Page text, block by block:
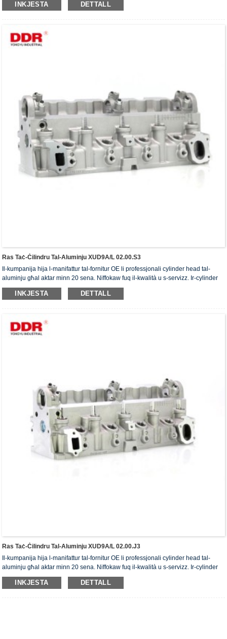
għoli", "il-ħajja utli twila tar-ras taċ-ċilindru" u l-5 brevetti l-oħra tal-mudell ta'
INKJESTA DETTALL
Ras Taċ-Ċilindru Tal-Aluminju XUD9A/L 02.00.S3
Il-kumpanija hija l-manifattur tal-fornitur OE li professjonali cylinder head tal-
aluminju għal aktar minn 20 sena. Niffokaw fuq il-kwalità u s-servizz. Ir-cylinder
head jiksbu ċ-ċertifikat ta' awtentikazzjoni ISO16949, "ir-ras taċ-ċilindru b'siġillar
għoli", "il-ħajja utli twila tar-ras taċ-ċilindru" u l-5 brevetti l-oħra tal-mudell ta'
INKJESTA DETTALL
Ras Taċ-Ċilindru Tal-Aluminju XUD9A/L 02.00.J3
Il-kumpanija hija l-manifattur tal-fornitur OE li professjonali cylinder head tal-
aluminju għal aktar minn 20 sena. Niffokaw fuq il-kwalità u s-servizz. Ir-cylinder
head jiksbu ċ-ċertifikat ta' awtentikazzjoni ISO16949, "ir-ras taċ-ċilindru b'siġillar
għoli", "il-ħajja utli twila tar-ras taċ-ċilindru" u l-5 brevetti l-oħra tal-mudell ta'
INKJESTA DETTALL